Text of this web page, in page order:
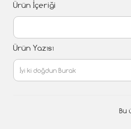
Ürün İçeriği
Ürün Yazısı
Bu